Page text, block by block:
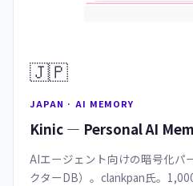
🇯🇵
JAPAN · AI MEMORY
Kinic — Personal AI
AIエージェント向けの暗号化パ
クターDB）。clankpan氏。